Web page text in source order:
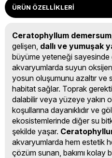
ÜRÜN ÖZELLIKLERI
Ceratophyllum demersum
gelişen, dallı ve yumuşak
büyüme yeteneği sayesinde
akvaryumlarda suyun
yosun oluşumunu azaltır ve
habitat sağlar. Toprak
dalabilir veya yüzeye yakın
koşullarına dayanıklıdır ve
ekosistemlerinde diğer su
şekilde yaşar.
akvaryumlarda hem estetik
çözüm sunan, bakımı kolay